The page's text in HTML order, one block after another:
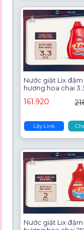
Nước giặt Lix
hương hoa chai
bẩn NG002 tăng
161.920
Lấy Link
Nước giặt Lix